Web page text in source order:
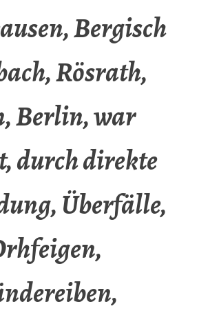
Bergisch
Rösrath,
Berlin, war
durch direkte
Überfälle,